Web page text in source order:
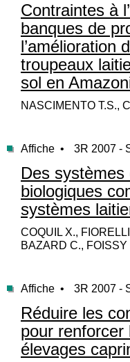
Contraintes à
banques de
l’amélioration
troupeaux
sol en
NASCIMENTO T.S.,
Affiche • 3R 2007 -
Des
biologiques
systèmes
COQUIL X.,
BAZARD C.,
Affiche • 3R 2007 -
Réduire les
pour renforcer
élevages